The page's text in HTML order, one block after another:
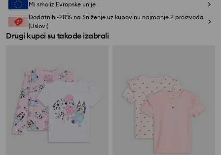
Mi smo iz Evropske unije
Dodatnih -20% na Sniženje uz kupovinu najmanje 2 proizvoda
(Uslovi)
Drugi kupci su takođe izabrali